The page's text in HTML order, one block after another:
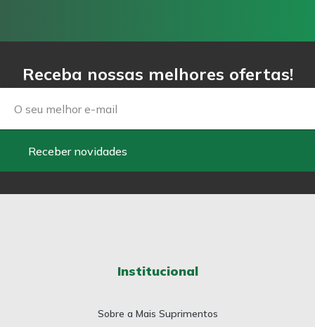
Receba nossas melhores ofertas!
Email
Receber novidades
Institucional
Sobre a Mais Suprimentos